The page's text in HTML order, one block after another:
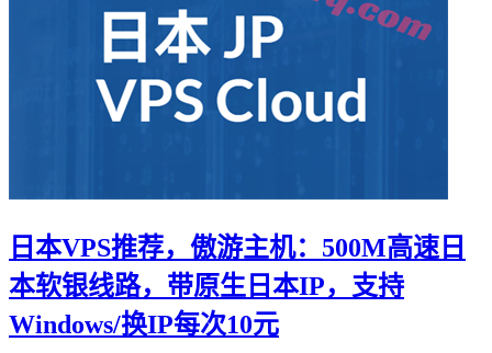
日本VPS推荐，傲游主机：500M高速日
本软银线路，带原生日本IP，支持
Windows/换IP每次10元